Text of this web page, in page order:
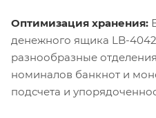
Оптимизация хранения:
денежного ящика LB-
разнообразные
номиналов банкнот и
подсчета и